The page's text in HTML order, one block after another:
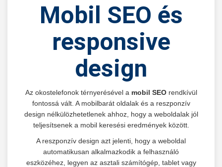
Mobil SEO és
responsive
design
Az okostelefonok térnyerésével a mobil SEOrendkívül
fontossá vált. A mobilbarát oldalak és a reszponzív
design nélkülözhetetlenek ahhoz, hogy a weboldalak jól
teljesítsenek a mobil keresési eredmények között.
A reszponzív design azt jelenti, hogy a weboldal
automatikusan alkalmazkodik a felhasználó
eszközéhez, legyen az asztali számítógép, tablet vagy